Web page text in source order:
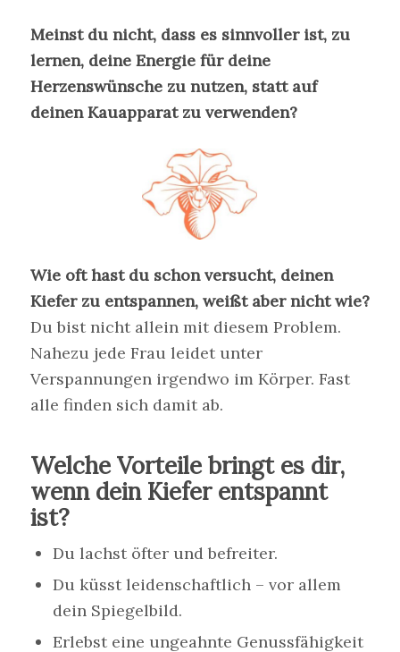
Meinst du nicht, dass es sinnvoller ist, zu
lernen, deine Energie für deine
Herzenswünsche zu nutzen, statt auf
deinen Kauapparat zu verwenden?
Wie oft hast du schon versucht, deinen
Kiefer zu entspannen, weißt aber nicht wie?
Du bist nicht allein mit diesem Problem.
Nahezu jede Frau leidet unter
Verspannungen irgendwo im Körper. Fast
alle finden sich damit ab.
Welche Vorteile bringt es dir,
wenn dein Kiefer entspannt
ist?
Du lachst öfter und befreiter.
Du küsst leidenschaftlich – vor allem
dein Spiegelbild.
Erlebst eine ungeahnte Genussfähigkeit